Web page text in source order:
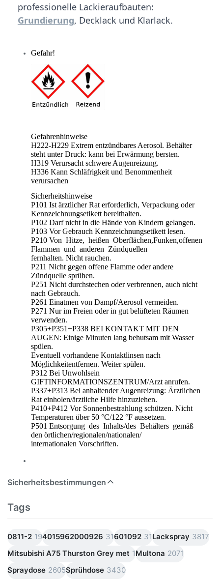
professionelle Lackieraufbauten:
Grundierung, Decklack und Klarlack.
Gefahr!
Gefahrenhinweise
H222-H229 Extrem entzündbares Aerosol. Behälter
steht unter Druck: kann bei Erwärmung bersten.
H319 Verursacht schwere Augenreizung.
H336 Kann Schläfrigkeit und Benommenheit
verursachen
Sicherheitshinweise
P101 Ist ärztlicher Rat erforderlich, Verpackung oder
Kennzeichnungsetikett bereithalten.
P102 Darf nicht in die Hände von Kindern gelangen.
P103 Vor Gebrauch Kennzeichnungsetikett lesen.
P210 Von Hitze, heißen Oberflächen,Funken,offenen
Flammen und anderen Zündquellen
fernhalten. Nicht rauchen.
P211 Nicht gegen offene Flamme oder andere
Zündquelle sprühen.
P251 Nicht durchstechen oder verbrennen, auch nicht
nach Gebrauch.
P261 Einatmen von Dampf/Aerosol vermeiden.
P271 Nur im Freien oder in gut belüfteten Räumen
verwenden.
P305+P351+P338 BEI KONTAKT MIT DEN
AUGEN: Einige Minuten lang behutsam mit Wasser
spülen.
Eventuell vorhandene Kontaktlinsen nach
Möglichkeitentfernen. Weiter spülen.
P312 Bei Unwohlsein
GIFTINFORMATIONSZENTRUM/Arzt anrufen.
P337+P313 Bei anhaltender Augenreizung: Ärztlichen
Rat einholen/ärztliche Hilfe hinzuziehen.
P410+P412 Vor Sonnenbestrahlung schützen. Nicht
Temperaturen über 50 °C/122 °F aussetzen.
P501 Entsorgung des Inhalts/des Behälters gemäß
den örtlichen/regionalen/nationalen/
internationalen Vorschriften.
Sicherheitsbestimmungen
Tags
0811-2 194015962000926 31601092 31Lackspray 3817
Mitsubishi A75 Thurston Grey met 1Multona 2071
Spraydose 2605Sprühdose 3430